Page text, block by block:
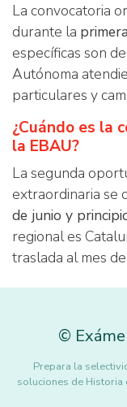
La convocatoria
durante la
específicas son
Autónoma
particulares y
¿Cuándo es la
la EBAU?
La segunda
extraordinaria se
de junio y
regional es
traslada al mes
©
Prepara la
soluciones de Historia